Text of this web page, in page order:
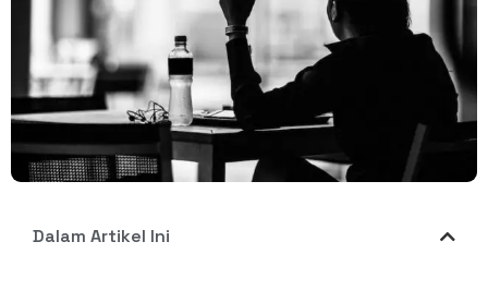
Dalam Artikel Ini